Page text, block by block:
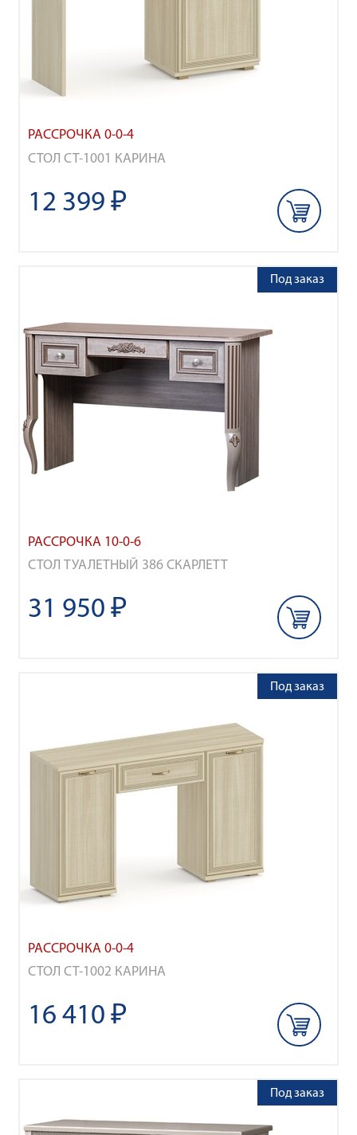
РАССРОЧКА 0-0-4
СТОЛ СТ-1001 КАРИНА
12 399 ₽
РАССРОЧКА 10-0-6
СТОЛ ТУАЛЕТНЫЙ 386 СКАРЛЕТТ
Под заказ
31 950 ₽
РАССРОЧКА 0-0-4
СТОЛ СТ-1002 КАРИНА
Под заказ
16 410 ₽
Под заказ